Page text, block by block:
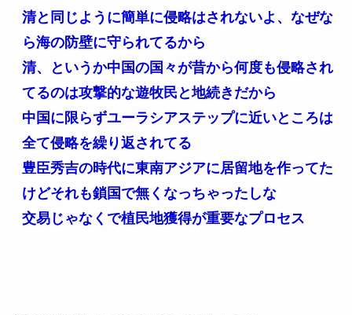
清と同じように簡単に侵略はされないよ、なぜな
ら海の防壁に守られてるから
清、というか中国の国々が昔から何度も侵略され
てるのは攻撃的な遊牧民と地続きだから
中国に限らずユーラシアステップに近いところは
全て侵略を繰り返されてる
豊臣秀吉の時代に東南アジアに居留地を作ってた
けどそれも鎖国で無くなっちゃったしな
交易じゃなくで植民地獲得が重要なプロセス